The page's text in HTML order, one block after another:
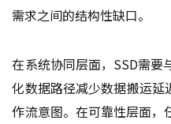
需求之间的结构性缺口。
在系统协同层面，SSD需要
化数据路径减少数据搬运延
作流意图。在可靠性层面，